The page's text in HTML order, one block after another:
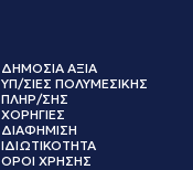
ΔΗΜΟΣΙΑ ΑΞΙΑ
ΥΠ/ΣΙΕΣ ΠΟΛΥΜΕΣΙΚΗΣ
ΠΛΗΡ/ΣΗΣ
ΧΟΡΗΓΙΕΣ
ΔΙΑΦΗΜΙΣΗ
ΙΔΙΩΤΙΚΟΤΗΤΑ
ΟΡΟΙ ΧΡΗΣΗΣ